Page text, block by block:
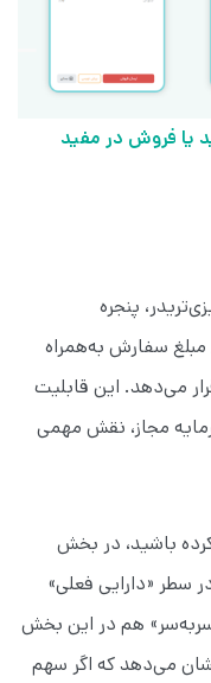
یا فروش در مفید
پنجره
سفارش به‌همراه
می‌دهد. این قابلیت
مجاز، نقش مهمی
باشید، در بخش
سطر «دارایی فعلی»
هم در این بخش
می‌دهد که اگر سهم